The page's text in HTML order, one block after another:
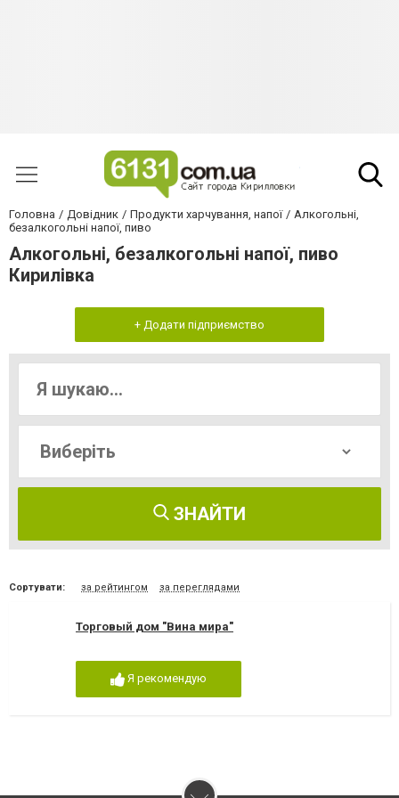
Головна Довідник Продукти харчування, напої
Алкогольні,
безалкогольні напої, пиво
Алкогольні, безалкогольні напої, пиво
Кирилівка
+ Додати підприємство
ЗНАЙТИ
Сортувати: за рейтингом за переглядами
Торговый дом "Вина мира"
Я рекомендую